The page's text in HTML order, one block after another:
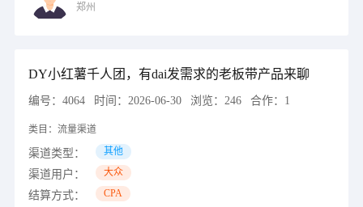
郑州
DY小红薯千人团，有dai发需求的老板带产品来聊
编号： 4064 时间： 2026-06-30 浏览： 246 合作： 1
类目： 流量渠道
渠道类型： 其他
渠道用户： 大众
结算方式： CPA